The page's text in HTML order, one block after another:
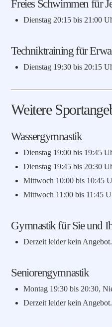
Freies Schwimmen für
Dienstag 20:15 bis 21:00
Techniktraining für
Dienstag 19:30 bis 20:15
Weitere
Wassergymnastik
Dienstag 19:00 bis 19:45
Dienstag 19:45 bis 20:30
Mittwoch 10:00 bis 10:45
Mittwoch 11:00 bis 11:45
Gymnastik für Sie und
Derzeit leider kein Angebot.
Seniorengymnastik
Montag 19:30 bis 20:30,
Derzeit leider kein Angebot.